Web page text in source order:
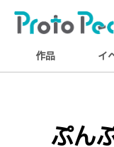
作品 イ
ぷん